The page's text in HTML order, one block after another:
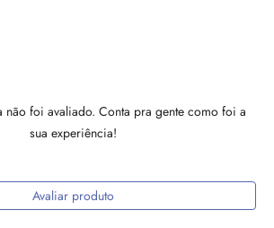
não foi avaliado. Conta pra gente como foi a
sua experiência!
Avaliar produto